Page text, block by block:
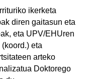
ikerketa
diren gaitasun eta
eta UPV/EHUren
eta
arteko
Doktorego